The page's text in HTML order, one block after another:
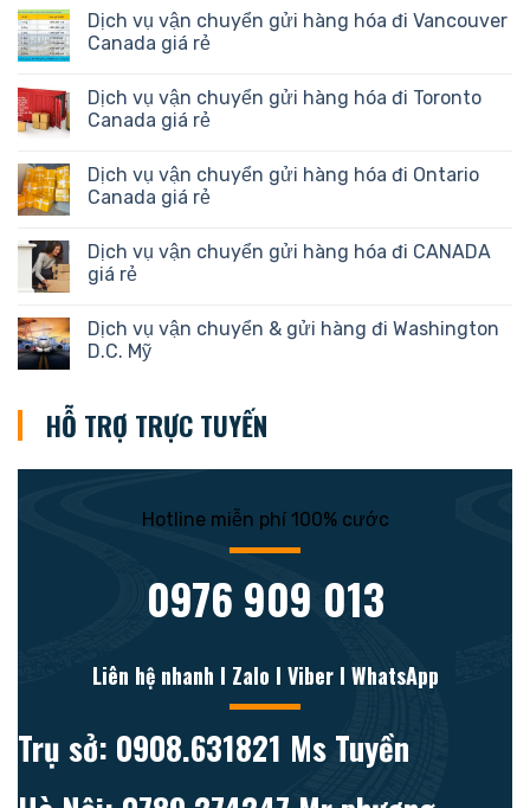
Dịch vụ vận chuyển gửi hàng hóa đi Vancouver
Canada giá rẻ
Dịch vụ vận chuyển gửi hàng hóa đi Toronto
Canada giá rẻ
Dịch vụ vận chuyển gửi hàng hóa đi Ontario
Canada giá rẻ
Dịch vụ vận chuyển gửi hàng hóa đi CANADA
giá rẻ
Dịch vụ vận chuyển & gửi hàng đi Washington
D.C. Mỹ
HỖ TRỢ TRỰC TUYẾN
Hotline miễn phí 100% cước
0976 909 013
Liên hệ nhanh l Zalo l Viber l WhatsApp
Trụ sở: 0908.631821 Ms Tuyền